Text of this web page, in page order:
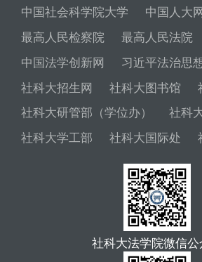
中国社会科学院大学
中国人大网
最高人民检察院
最高人民法院
中国法学创新网
习近平法治思
社科大招生网
社科大图书馆
社科大研管部（学位办）
社科
社科大学工部
社科大国际处
社科大法学院微信公